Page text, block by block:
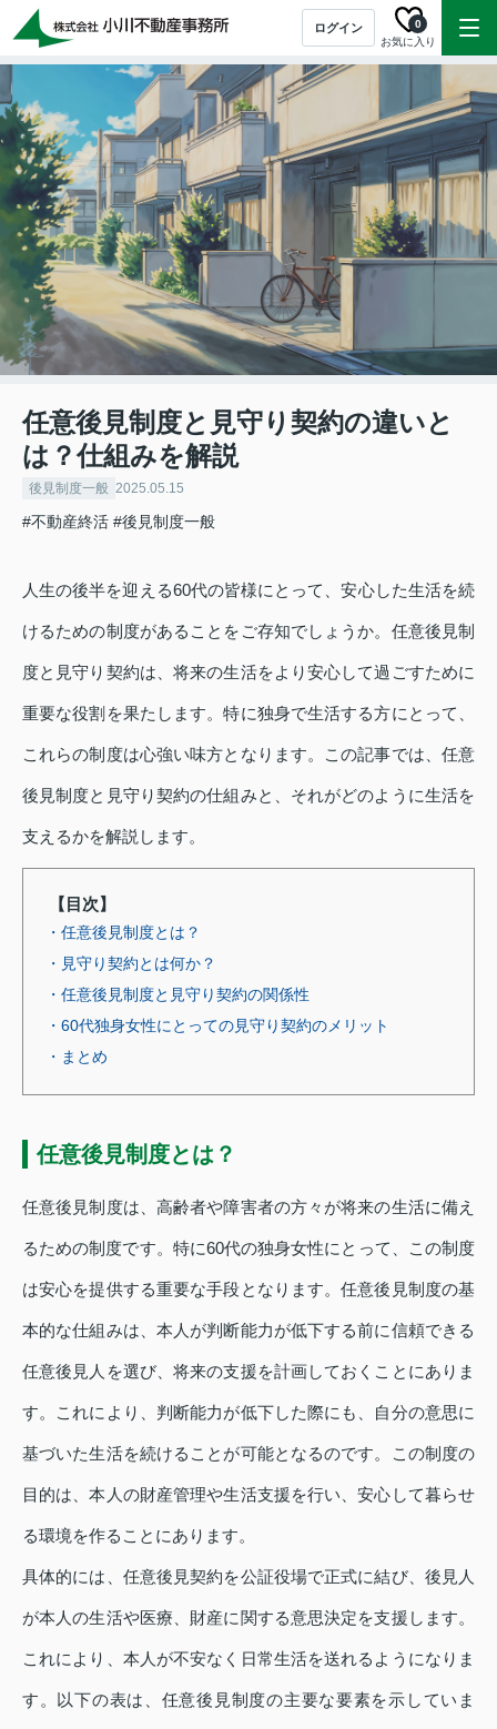
ログイン
お気に入り
0
任意後見制度と見守り契約の違いと
は？仕組みを解説
後見制度一般 2025.05.15
#不動産終活 #後見制度一般
人生の後半を迎える60代の皆様にとって、安心した生活を続
けるための制度があることをご存知でしょうか。任意後見制
度と見守り契約は、将来の生活をより安心して過ごすために
重要な役割を果たします。特に独身で生活する方にとって、
これらの制度は心強い味方となります。この記事では、任意
後見制度と見守り契約の仕組みと、それがどのように生活を
支えるかを解説します。
【目次】
・任意後見制度とは？
・見守り契約とは何か？
・任意後見制度と見守り契約の関係性
・60代独身女性にとっての見守り契約のメリット
・まとめ
任意後見制度とは？
任意後見制度は、高齢者や障害者の方々が将来の生活に備え
るための制度です。特に60代の独身女性にとって、この制度
は安心を提供する重要な手段となります。任意後見制度の基
本的な仕組みは、本人が判断能力が低下する前に信頼できる
任意後見人を選び、将来の支援を計画しておくことにありま
す。これにより、判断能力が低下した際にも、自分の意思に
基づいた生活を続けることが可能となるのです。この制度の
目的は、本人の財産管理や生活支援を行い、安心して暮らせ
る環境を作ることにあります。
具体的には、任意後見契約を公証役場で正式に結び、後見人
が本人の生活や医療、財産に関する意思決定を支援します。
これにより、本人が不安なく日常生活を送れるようになりま
す。以下の表は、任意後見制度の主要な要素を示していま